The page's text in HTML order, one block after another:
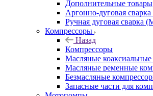
Дополнительные товары
Аргонно-дуговая
Ручная дуговая сварка
Компрессоры
Назад
Компрессоры
Масляные
Масляные ременные
Безмасляные
Запасные части для